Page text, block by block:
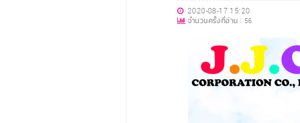
2020-08-17 15:20
จำนวนครั้งที่อ่าน : 56